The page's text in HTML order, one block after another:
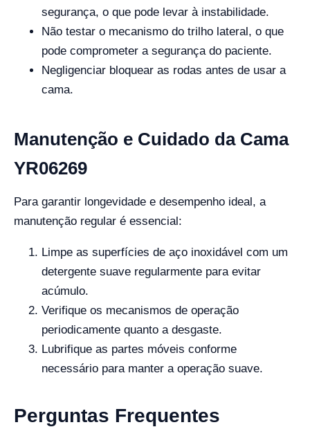
segurança, o que pode levar à instabilidade.
Não testar o mecanismo do trilho lateral, o que
pode comprometer a segurança do paciente.
Negligenciar bloquear as rodas antes de usar a
cama.
Manutenção e Cuidado da Cama
YR06269
Para garantir longevidade e desempenho ideal, a
manutenção regular é essencial:
Limpe as superfícies de aço inoxidável com um
detergente suave regularmente para evitar
acúmulo.
Verifique os mecanismos de operação
periodicamente quanto a desgaste.
Lubrifique as partes móveis conforme
necessário para manter a operação suave.
Perguntas Frequentes